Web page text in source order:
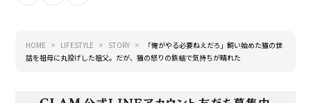
HOME LIFESTYLE STORY
「俺がやる必要ねえだろ」飼い始めた猫の世
話を祖母に丸投げした祖父。だが、猫の怒りの鉄槌で気持ちが晴れた